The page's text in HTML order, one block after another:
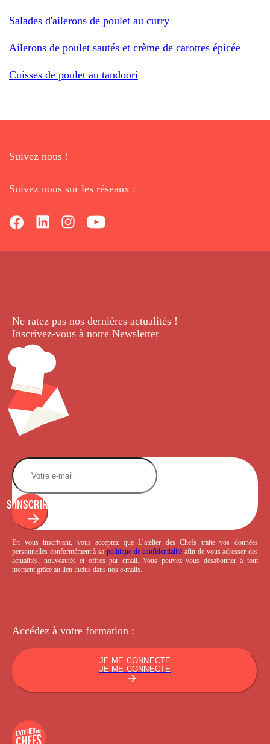
Salades d'ailerons de poulet au curry
Ailerons de poulet sautés et crème de carottes épicée
Cuisses de poulet au tandoori
Suivez nous !
Suivez nous sur les réseaux :
Ne ratez pas nos dernières actualités !
Inscrivez-vous à notre Newsletter.
S'INSCRIRE
En vous inscrivant, vous acceptez que L’atelier des Chefs traite vos données
personnelles conformément à sa politique de confidentialité afin de vous adresser des
actualités, nouveautés et offres par email. Vous pouvez vous désabonner à tout
moment grâce au lien inclus dans nos e-mails.
Accédez à votre formation :
JE ME CONNECTE
JE ME CONNECTE